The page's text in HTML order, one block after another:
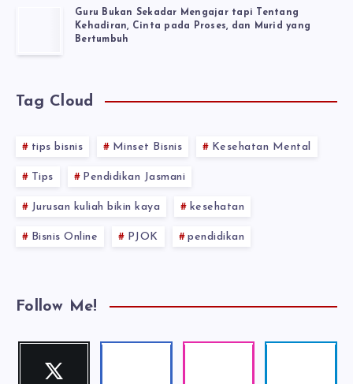
Guru Bukan Sekadar Mengajar tapi Tentang
Kehadiran, Cinta pada Proses, dan Murid yang
Bertumbuh
Tag Cloud
tips bisnis Minset Bisnis Kesehatan Mental
Tips Pendidikan Jasmani
Jurusan kuliah bikin kaya kesehatan
Bisnis Online PJOK pendidikan
Follow Me!
Twitter
Follow me!